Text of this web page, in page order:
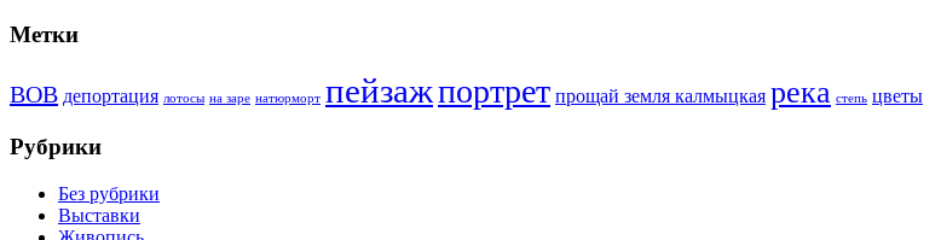
Метки
ВОВ депортация лотосы на заре натюрморт пейзажпортрет прощай земля калмыцкая река степь цветы
Рубрики
Без рубрики
Выставки